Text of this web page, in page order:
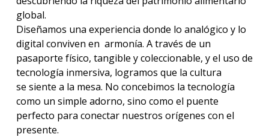
global.
Diseñamos una experiencia donde lo analógico y lo
digital conviven en armonía. A través de un
pasaporte físico, tangible y coleccionable, y el uso de
tecnología inmersiva, logramos que la cultura
se siente a la mesa. No concebimos la tecnología
como un simple adorno, sino como el puente
perfecto para conectar nuestros orígenes con el
presente.